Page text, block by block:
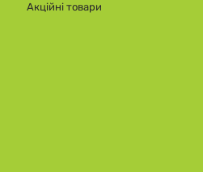
Акційні товари